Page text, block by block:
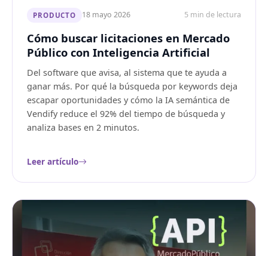
PRODUCTO 18 mayo 2026 5 min de lectura
Cómo buscar licitaciones en Mercado
Público con Inteligencia Artificial
Del software que avisa, al sistema que te ayuda a
ganar más. Por qué la búsqueda por keywords deja
escapar oportunidades y cómo la IA semántica de
Vendify reduce el 92% del tiempo de búsqueda y
analiza bases en 2 minutos.
Leer artículo